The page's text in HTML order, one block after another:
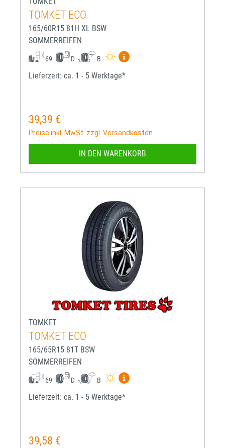
TOMKET ECO
165/60R15 81H XL BSW
SOMMERREIFEN
69 D B
Mehr Informationen zum
Lieferzeit: ca. 1 - 5 Werktage*
Regulärer Preis:
39,39 €
Preise inkl. MwSt. zzgl. Versandkosten
IN DEN WARENKORB
TOMKET
TOMKET ECO
165/65R15 81T BSW
SOMMERREIFEN
69 D B
Mehr Informationen zum
Lieferzeit: ca. 1 - 5 Werktage*
Regulärer Preis:
39,58 €